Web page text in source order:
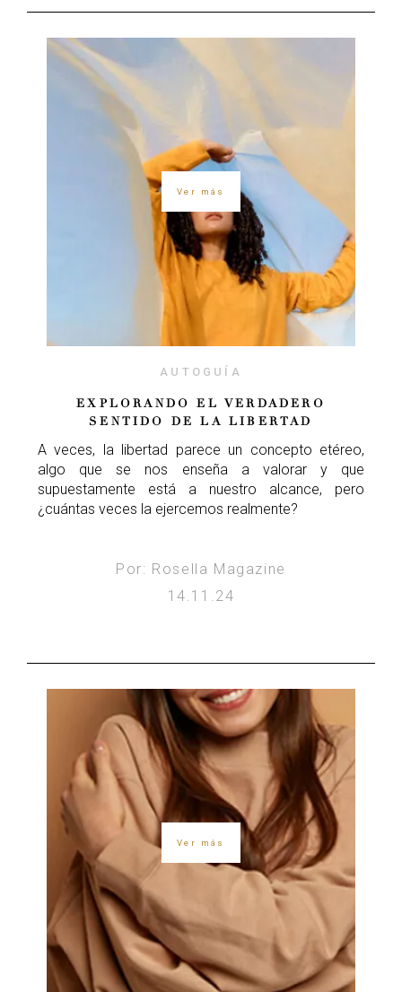
Ver más
AUTOGUÍA
EXPLORANDO EL VERDADERO
SENTIDO DE LA LIBERTAD
A veces, la libertad parece un concepto etéreo,
algo que se nos enseña a valorar y que
supuestamente está a nuestro alcance, pero
¿cuántas veces la ejercemos realmente?
Por: Rosella Magazine
14.11.24
Ver más